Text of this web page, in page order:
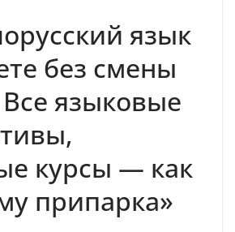
язык
без смены
языковые
курсы — как
припарка»